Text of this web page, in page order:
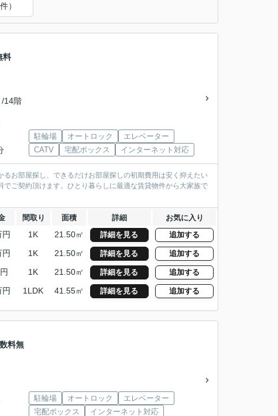
）
料
/14階
駐輪場 オートロック
エレベーター
CATV
宅配ボックス インターネット対応
お部屋探し、できるだけお部屋探しの初期費用は安く抑えたい
ご契約頂けます。ひとり暮らしに最適な賃貸物件から大家族で
間取り 面積 詳細 お気に入り
円 1K 21.50㎡ 詳細を見る 追加する
円 1K 21.50㎡ 詳細を見る 追加する
1K 21.50㎡ 詳細を見る 追加する
円 1LDK 41.55㎡ 詳細を見る 追加する
料無
駐輪場 オートロック
エレベーター
宅配ボックス
インターネット対応